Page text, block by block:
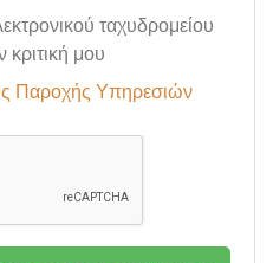
ταχυδρομείου
μου
Παροχής Υπηρεσιών